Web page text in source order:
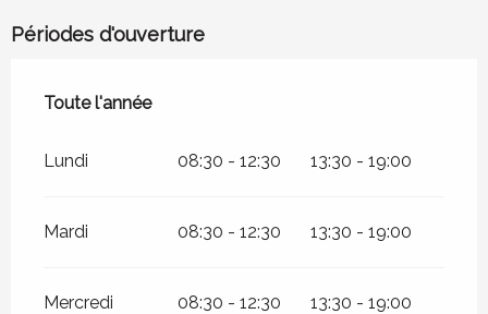
Périodes d'ouverture
Toute l'année
Toute l'année
Lundi 08:30 - 12:30 13:30 - 19:00
Mardi 08:30 - 12:30 13:30 - 19:00
Mercredi 08:30 - 12:30 13:30 - 19:00